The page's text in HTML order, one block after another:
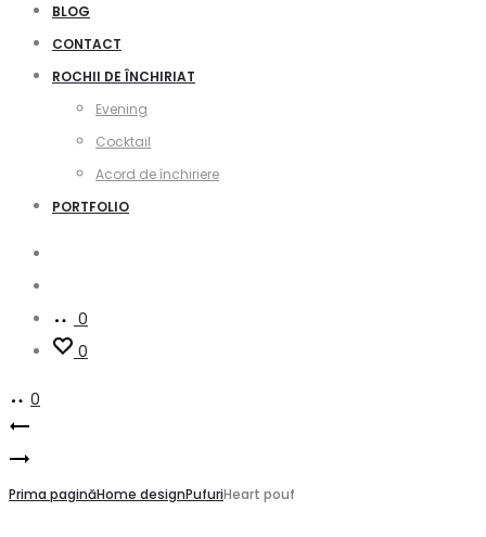
BLOG
CONTACT
ROCHII DE ÎNCHIRIAT
Evening
Cocktail
Acord de închiriere
PORTFOLIO
0
0
0
Product
navigation
pouf
Simple
flat
Prima paginăHome designPufuriHeart pouf